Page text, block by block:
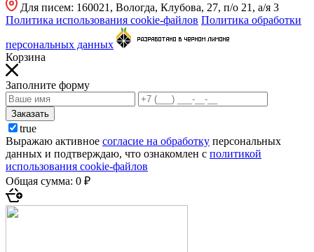
Для писем: 160021, Вологда, Клубова, 27, п/о 21, а/я 3
Политика использования cookie-файлов Политика обработки
персональных данных
Корзина
Заполните форму
Заказать
true
Выражаю активное согласие на обработку персональных
данных и подтверждаю, что ознакомлен с политикой
использования cookie-файлов
Общая сумма: 0 ₽